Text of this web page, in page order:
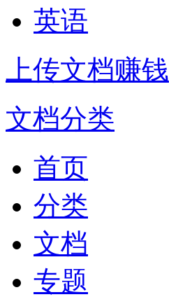
英语
上传文档赚钱
文档分类
首页
分类
文档
专题